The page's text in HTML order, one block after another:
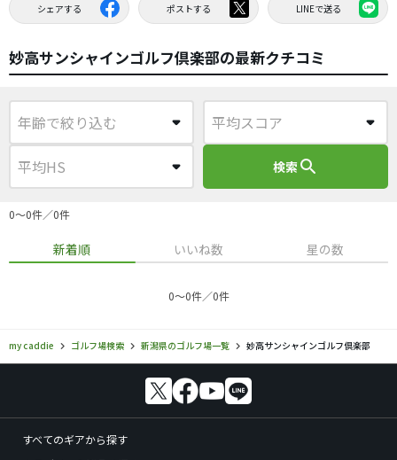
シェアする ポストする LINEで送る
妙高サンシャインゴルフ倶楽部の最新クチコミ
検索search
0〜0件／0件
新着順 いいね数 星の数
0〜0件／0件
my caddie ゴルフ場検索 新潟県のゴルフ場一覧 妙高サンシャインゴルフ倶楽部
すべてのギアから探す